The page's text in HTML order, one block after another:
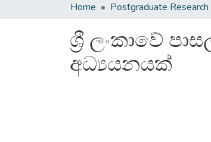
Home Postgraduate Research
ශ්‍රී ලංකාවේ
අධ්‍යයනයක්